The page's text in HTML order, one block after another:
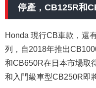
停產，CB125R和
Honda 現行CB車款，還
列，自2018年推出
和CB650R在日本市場取
和入門級車型CB250R即